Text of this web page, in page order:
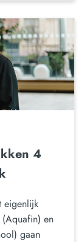
4
eigenlijk
en
gaan